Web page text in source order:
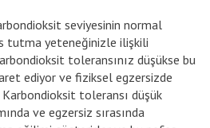
seviyesinin normal
tutma yeteneğinizle ilişkili
toleransınız düşükse bu
ediyor ve fiziksel egzersizde
Karbondioksit toleransı düşük
ve egzersiz sırasında